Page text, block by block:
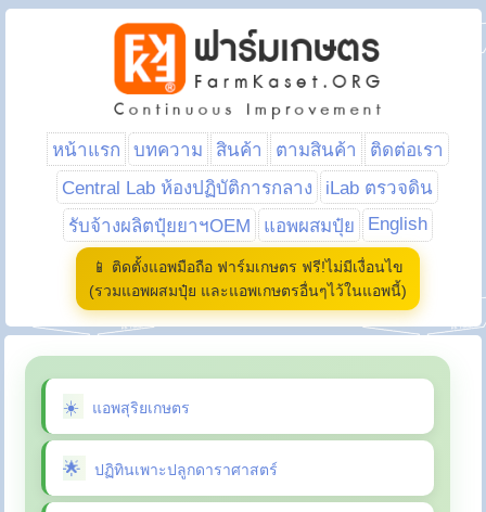
หน้าแรก บทความ สินค้า ตามสินค้า
ติดต่อเรา
Central Lab ห้องปฏิบัติการกลาง
iLab ตรวจดิน
รับจ้างผลิตปุ๋ยยาฯOEM
แอพผสมปุ๋ย English
📱 ติดตั้งแอพมือถือ ฟาร์มเกษตร ฟรี!ไม่มีเงื่อนไข
(รวมแอพผสมปุ๋ย และแอพเกษตรอื่นๆไว้ในแอพนี้)
แอพสุริยเกษตร
ปฏิทินเพาะปลูกดาราศาสตร์